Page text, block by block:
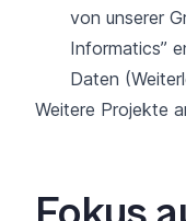
von unserer
Informatics”
Daten
Weitere Projekte